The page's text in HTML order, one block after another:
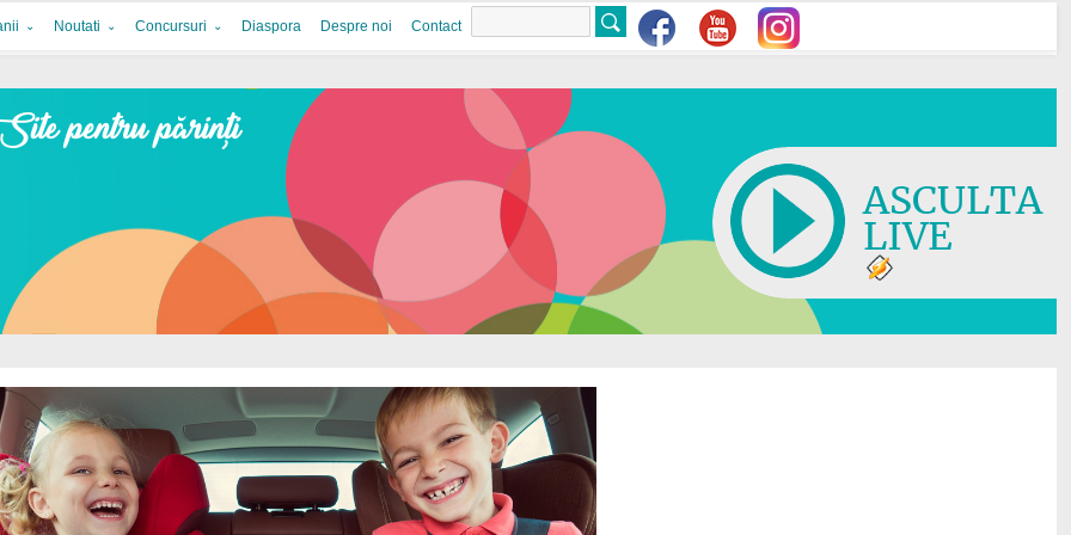
Noutati Concursuri Diaspora Despre noi Contact
ASCULTA
LIVE